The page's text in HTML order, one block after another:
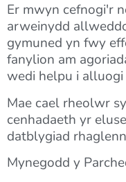
Er mwyn cefnogi'r
arweinydd
gymuned yn fwy
fanylion am
wedi helpu i
Mae cael rheolwr
cenhadaeth yr
datblygiad
Mynegodd y